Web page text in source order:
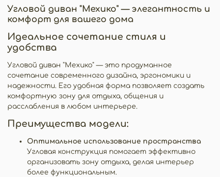
Угловой диван "Мехико" — элегантность и
комфорт для вашего дома
Идеальное сочетание стиля и
удобства
Угловой диван "Мехико" — это продуманное
сочетание современного дизайна, эргономики и
надежности. Его удобная форма позволяет создать
комфортную зону для отдыха, общения и
расслабления в любом интерьере.
Преимущества модели:
Оптимальное использование пространства
Угловая конструкция помогает эффективно
организовать зону отдыха, делая интерьер
более функциональным.